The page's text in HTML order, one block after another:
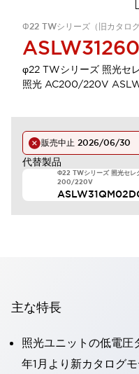
Φ22 TWシリーズ（旧カタログ
φ22 TWシリーズ 照光セ
照光 AC200/220V
販売中止 2026/06/30
代替製品
Φ22 TWシリーズ 照光セレ
200/220V
主な特長
照光ユニットの低電
年1月より新カタログ